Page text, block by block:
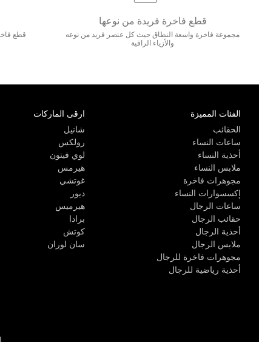
قطع فاخرة فريدة من نوعها
مجموعة فاخرة واسعة النطاق حيث كل عنصر فريد من نوعه
والأزياء الراقية
قطع
الفئات المميزة
الحقائب
ساعات النساء
أحذية النساء
ملابس النساء
مجوهرات فاخرة
إكسسوارات النساء
ساعات الرجال
حقائب الرجال
أحذية الرجال
ملابس الرجال
مجوهرات فاخرة للرجال
أحذية رياضية للرجال
ارقى الماركات
شانيل
رولكس
لوي فيتون
هيرمس
غوتشي
ديور
هيرميس
برادا
كوتش
سان لوران